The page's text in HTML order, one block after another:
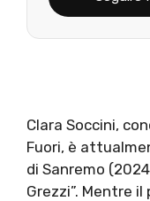
Clara Soccini,
Fuori, è
di Sanremo
Grezzi”. Mentre